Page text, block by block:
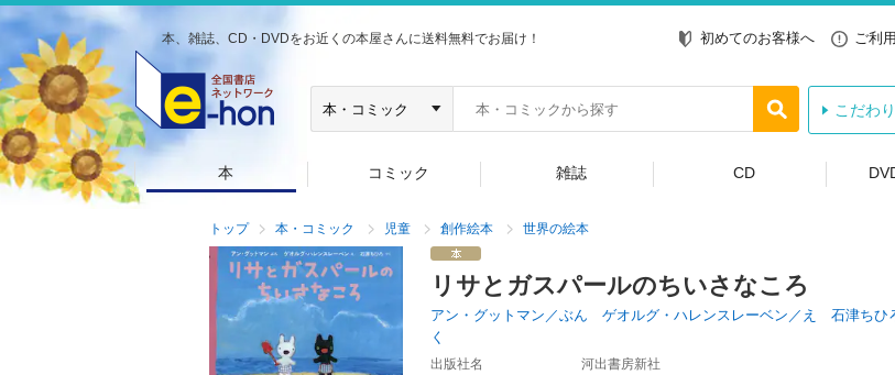
本、雑誌、CD・DVDをお近くの本屋さんに送料無料でお届け！ 初めてのお客様へ ご利
こだわ
本 コミック 雑誌 CD
トップ 本・コミック 児童 創作絵本 世界の絵本
リサとガスパールのちいさなころ
アン・グットマン／ぶん ゲオルグ・ハレンスレーベン／え 石津ちひ
く
出版社名
河出書房新社